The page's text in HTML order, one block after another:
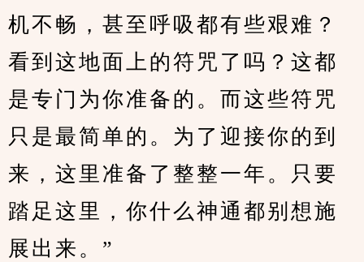
机不畅，甚至呼吸都有些艰难？
看到这地面上的符咒了吗？这都
是专门为你准备的。而这些符咒
只是最简单的。为了迎接你的到
来，这里准备了整整一年。只要
踏足这里，你什么神通都别想施
展出来。”